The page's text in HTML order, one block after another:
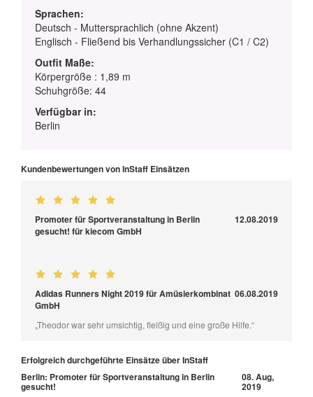
Sprachen:
Deutsch - Muttersprachlich (ohne Akzent)
Englisch - Fließend bis Verhandlungssicher (C1 / C2)
Outfit Maße:
Körpergröße : 1,89 m
Schuhgröße: 44
Verfügbar in:
Berlin
Kundenbewertungen von InStaff Einsätzen
Promoter für Sportveranstaltung in Berlin
gesucht! für kiecom GmbH
12.08.2019
Adidas Runners Night 2019 für Amüsierkombinat
GmbH
06.08.2019
„Theodor war sehr umsichtig, fleißig und eine große Hilfe.“
Erfolgreich durchgeführte Einsätze über InStaff
Berlin: Promoter für Sportveranstaltung in Berlin
gesucht!
08. Aug,
2019